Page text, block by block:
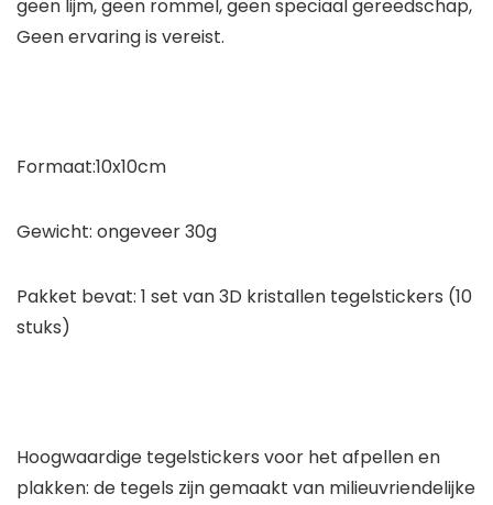
geen lijm, geen rommel, geen speciaal gereedschap,
Geen ervaring is vereist.
Formaat:10x10cm
Gewicht: ongeveer 30g
Pakket bevat: 1 set van 3D kristallen tegelstickers (10
stuks)
Hoogwaardige tegelstickers voor het afpellen en
plakken: de tegels zijn gemaakt van milieuvriendelijke